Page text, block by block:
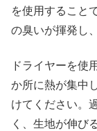
を使用すること
の臭いが揮発し
ドライヤーを使
か所に熱が集中
けてください。
く、生地が伸び